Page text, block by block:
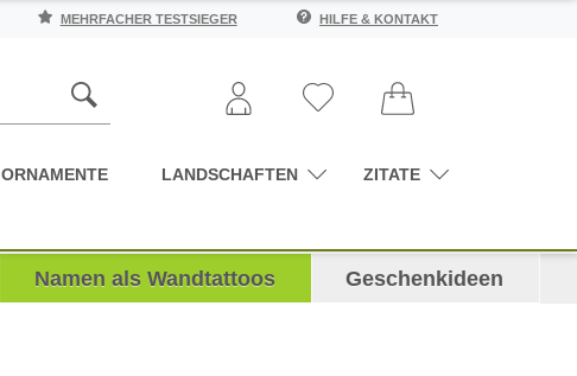
MEHRFACHER TESTSIEGER HILFE & KONTAKT
ORNAMENTE LANDSCHAFTEN ZITATE
Namen als Wandtattoos Geschenkideen